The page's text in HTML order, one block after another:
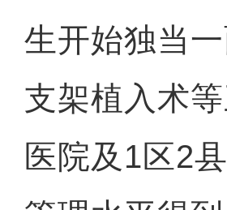
生开始独当
支架植入术
医院及1区2